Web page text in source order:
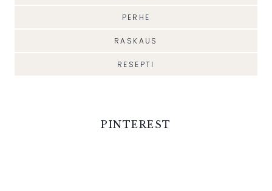
PERHE
RASKAUS
RESEPTI
PINTEREST